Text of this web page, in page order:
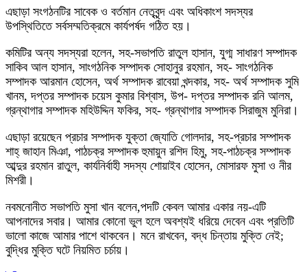
এছাড়া সংগঠনটির সাবেক ও বর্তমান নেতৃবৃন্দ এবং অধিকাংশ সদস্যর
উপস্থিতিতে সর্বসম্মতিক্রমে কার্যপর্ষদ গঠিত হয়।
কমিটির অন্য সদস্যরা হলেন, সহ-সভাপতি রাতুল হাসান, যুগ্ম সাধারণ সম্পাদক
সাকিব আল হাসান, সাংগঠনিক সম্পাদক সোহানুর রহমান, সহ- সাংগঠনিক
সম্পাদক আরমান হোসেন, অর্থ সম্পাদক রাবেয়া খন্দকার, সহ- অর্থ সম্পাদক সুমি
খানম, দপ্তর সম্পাদক চয়েস কুমার বিশ্বাস, উপ- দপ্তর সম্পাদক রনি আলম,
গ্রন্থাগার সম্পাদক মহিউদ্দিন ফকির, সহ- গ্রন্থাগার সম্পাদক সিরাজুম মুনিরা।
এছাড়া রয়েছেন প্রচার সম্পাদক যুক্তা জ্যোতি গোলদার, সহ-প্রচার সম্পাদক
শাহ্ জাহান মিঞা, পাঠচক্র সম্পাদক হুমায়ুন রশিদ হিমু, সহ-পাঠচক্র সম্পাদক
আব্দুর রহমান রাতুল, কার্যনির্বাহী সদস্য শোয়াইব হোসেন, মোসারফ মুসা ও নীর
মিশরী।
নবমনোনীত সভাপতি মুসা খান বলেন,পদটি কেবল আমার একার নয়-এটি
আপনাদের সবার। আমার কোনো ভুল হলে অবশ্যই ধরিয়ে দেবেন এবং প্রতিটি
ভালো কাজে আমার পাশে থাকবেন। মনে রাখবেন, বদ্ধ চিন্তায় মুক্তি নেই;
বুদ্ধির মুক্তি ঘটে নিয়মিত চর্চায়।